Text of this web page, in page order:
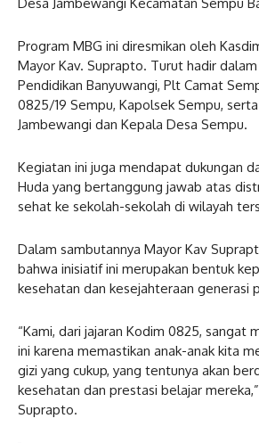
Desa Jambewangi Kecamatan Sempu
Program MBG ini diresmikan oleh
Mayor Kav. Suprapto. Turut hadir dalam
Pendidikan Banyuwangi, Plt Camat
0825/19 Sempu, Kapolsek Sempu,
Jambewangi dan Kepala Desa Sempu.
Kegiatan ini juga mendapat dukungan
Huda yang bertanggung jawab atas
sehat ke sekolah-sekolah di wilayah
Dalam sambutannya Mayor Kav
bahwa inisiatif ini merupakan bentuk
kesehatan dan kesejahteraan generasi
“Kami, dari jajaran Kodim 0825, sangat
ini karena memastikan anak-anak kita
gizi yang cukup, yang tentunya akan
kesehatan dan prestasi belajar
Suprapto.